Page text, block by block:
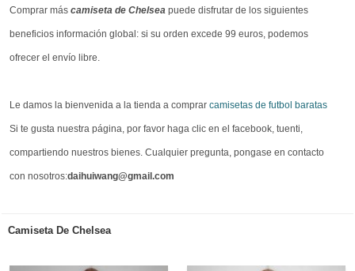
Comprar más camiseta de Chelsea puede disfrutar de los siguientes
beneficios información global: si su orden excede 99 euros, podemos
ofrecer el envío libre.
Le damos la bienvenida a la tienda a comprar camisetas de futbol baratas
Si te gusta nuestra página, por favor haga clic en el facebook, tuenti,
compartiendo nuestros bienes. Cualquier pregunta, pongase en contacto
con nosotros:daihuiwang@gmail.com
Camiseta De Chelsea